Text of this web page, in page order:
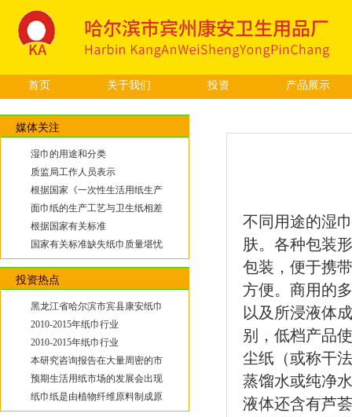
首页 关于我们 投资 产品展示
媒体关注
湿巾的用途和分类
质监局工作人员表示
根据国家《一次性生活用纸生产
面巾纸的生产工艺与卫生纸相差
根据国家有关标准
国家有关标准缺失纸巾质量堪忧
投资热点
黑龙江省哈尔滨市宾县康安纸巾
2010-2015年纸巾行业
2010-2015年纸巾行业
本研究咨询报告在大量周密的市
预期生活用纸市场的发展会出现
纸巾纸是由植物纤维原料制成原
不同用途的湿
肤。各种包装
包装，便于携
方便。商用的
以及所浸液体
别，低档产品
尘纸（或称干
蒸馏水或纯净
液体还含有芦